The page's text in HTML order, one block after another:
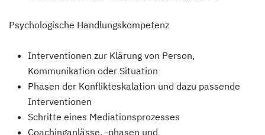
Psychologische Handlungskompetenz
Interventionen zur Klärung von Person,
Kommunikation oder Situation
Phasen der Konflikteskalation und dazu passende
Interventionen
Schritte eines Mediationsprozesses
Coachinganlässe, -phasen und